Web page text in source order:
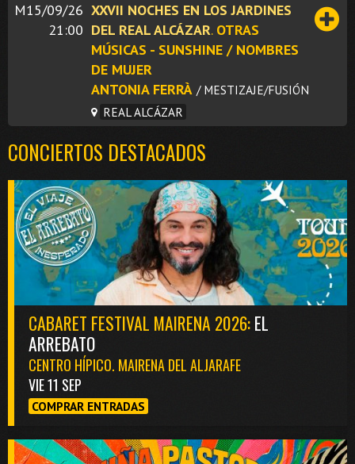
M15/09/26
21:00
XXVII NOCHES EN LOS JARDINES
DEL REAL ALCÁZAR. OTRAS
MÚSICAS - SUNSHINE / NOMBRES
DE MUJER
ANTONIA FERRÀ / MESTIZAJE/FUSIÓN
REAL ALCÁZAR
CONCIERTOS DESTACADOS
CABARET FESTIVAL MAIRENA 2026:EL
ARREBATO
CENTRO HÍPICO. MAIRENA DEL ALJARAFE
VIE 11 SEP
COMPRAR ENTRADAS